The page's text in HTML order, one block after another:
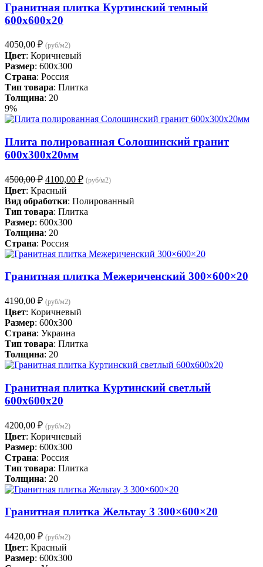
Гранитная плитка Куртинский темный
600х600х20
4050,00 ₽ (руб/м2)
Цвет: Коричневый
Размер: 600x300
Страна: Россия
Тип товара: Плитка
Толщина: 20
9%
Плита полированная Солошинский гранит
600х300х20мм
4500,00₽ Первоначальная
цена
составляла
4500,00 ₽.
4100,00 ₽Текущая
цена:
4100,00 ₽.
(руб/м2)
Цвет: Красный
Вид обработки: Полированный
Тип товара: Плитка
Размер: 600x300
Толщина: 20
Страна: Россия
Гранитная плитка Межериченский 300×600×20
4190,00 ₽ (руб/м2)
Цвет: Коричневый
Размер: 600x300
Страна: Украина
Тип товара: Плитка
Толщина: 20
Гранитная плитка Куртинский светлый
600х600х20
4200,00 ₽ (руб/м2)
Цвет: Коричневый
Размер: 600x300
Страна: Россия
Тип товара: Плитка
Толщина: 20
Гранитная плитка Жельтау 3 300×600×20
4420,00 ₽ (руб/м2)
Цвет: Красный
Размер: 600x300